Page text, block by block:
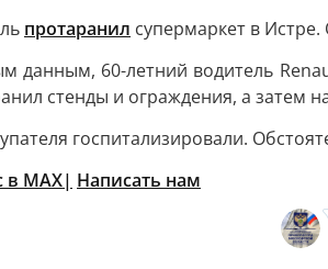
протаранил супермаркет в
данным, 60-летний водитель
стенды и ограждения, а затем
госпитализировали.
в MAX| Написать нам